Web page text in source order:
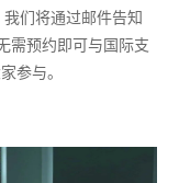
们将通过邮件告知
需预约即可与国际支
参与。